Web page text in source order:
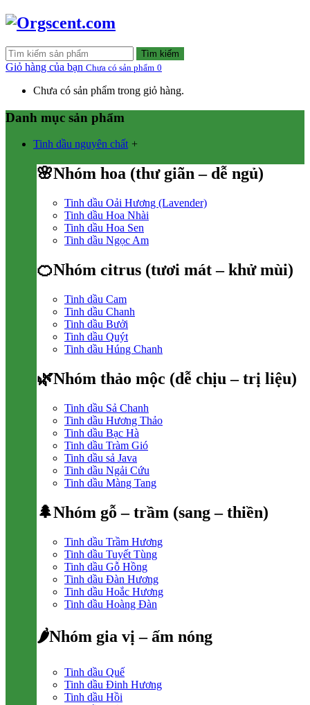
Tìm kiếm
Giỏ hàng của bạn Chưa có sản phẩm 0
Chưa có sản phẩm trong giỏ hàng.
Danh mục sản phẩm
Tinh dầu nguyên chất +
🌸Nhóm hoa (thư giãn – dễ ngủ)
Tinh dầu Oải Hương (Lavender)
Tinh dầu Hoa Nhài
Tinh dầu Hoa Sen
Tinh dầu Ngọc Am
🍊Nhóm citrus (tươi mát – khử mùi)
Tinh dầu Cam
Tinh dầu Chanh
Tinh dầu Bưởi
Tinh dầu Quýt
Tinh dầu Húng Chanh
🌿Nhóm thảo mộc (dễ chịu – trị liệu)
Tinh dầu Sả Chanh
Tinh dầu Hương Thảo
Tinh dầu Bạc Hà
Tinh dầu Tràm Gió
Tinh dầu sả Java
Tinh dầu Ngải Cứu
Tinh dầu Màng Tang
🌲Nhóm gỗ – trầm (sang – thiền)
Tinh dầu Trầm Hương
Tinh dầu Tuyết Tùng
Tinh dầu Gỗ Hồng
Tinh dầu Đàn Hương
Tinh dầu Hoắc Hương
Tinh dầu Hoàng Đàn
🌶Nhóm gia vị – ấm nóng
Tinh dầu Quế
Tinh dầu Đinh Hương
Tinh dầu Hồi